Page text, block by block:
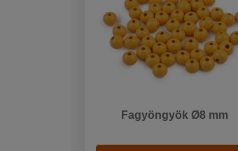
Fagyöngyök Ø8 mm